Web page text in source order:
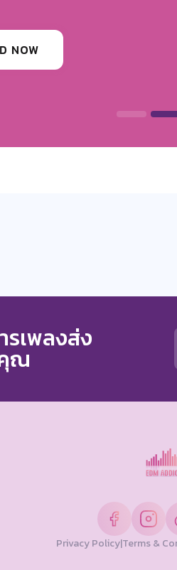
รเพลงส่ง
ณ
Privacy Policy|Terms &